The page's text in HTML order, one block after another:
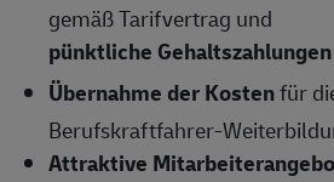
gemäß Tarifvertrag und
pünktliche Gehaltszahlungen
Übernahme der Kostenfür
Berufskraftfahrer-
Attraktive